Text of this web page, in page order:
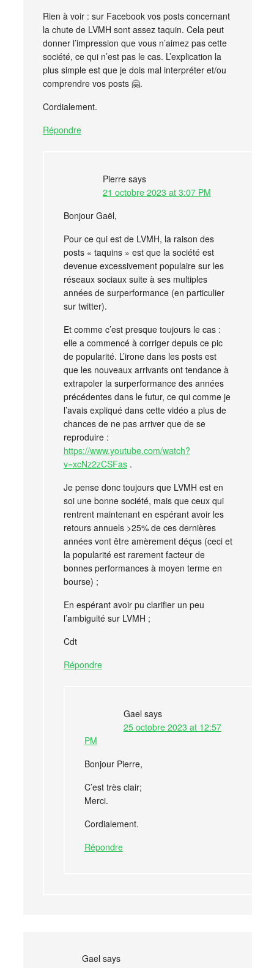
Rien à voir : sur Facebook vos posts concernant
la chute de LVMH sont assez taquin. Cela peut
donner l’impression que vous n’aimez pas cette
société, ce qui n’est pas le cas. L’explication la
plus simple est que je dois mal interpréter et/ou
comprendre vos posts 🤗.
Cordialement.
Répondre
Pierre says
21 octobre 2023 at 3:07 PM
Bonjour Gaël,
Pour ce qui est de LVMH, la raison des
posts « taquins » est que la société est
devenue excessivement populaire sur les
réseaux sociaux suite à ses multiples
années de surperformance (en particulier
sur twitter).
Et comme c’est presque toujours le cas :
elle a commencé à corriger depuis ce pic
de popularité. L’irone dans les posts est
que les nouveaux arrivants ont tendance à
extrapoler la surperformance des années
précédentes dans le futur, ce qui comme je
l’avais expliqué dans cette vidéo a plus de
chances de ne pas arriver que de se
reproduire :
https://www.youtube.com/watch?
v=xcNz2zCSFas.
Je pense donc toujours que LVMH est en
soi une bonne société, mais que ceux qui
rentrent maintenant en espérant avoir les
retours annuels >25% de ces dernières
années vont être amèrement déçus (ceci et
la popularité est rarement facteur de
bonnes performances à moyen terme en
bourse) ;
En espérant avoir pu clarifier un peu
l’ambiguité sur LVMH ;
Cdt
Répondre
Gael says
25 octobre 2023 at 12:57
PM
Bonjour Pierre,
C’est très clair;
Merci.
Cordialement.
Répondre
Gael says